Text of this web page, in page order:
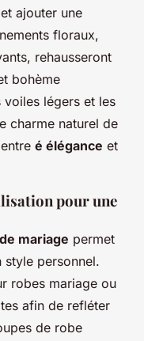
ajouter une
floraux,
rehausseront
bohème
voiles légers et les
charme naturel de
é élégance et
pour une
mariage permet
personnel.
robes mariage ou
afin de refléter
de robe